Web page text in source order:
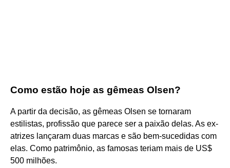
Como estão hoje as gêmeas Olsen?
A partir da decisão, as gêmeas Olsen se tornaram
estilistas, profissão que parece ser a paixão delas. As ex-
atrizes lançaram duas marcas e são bem-sucedidas com
elas. Como patrimônio, as famosas teriam mais de US$
500 milhões.